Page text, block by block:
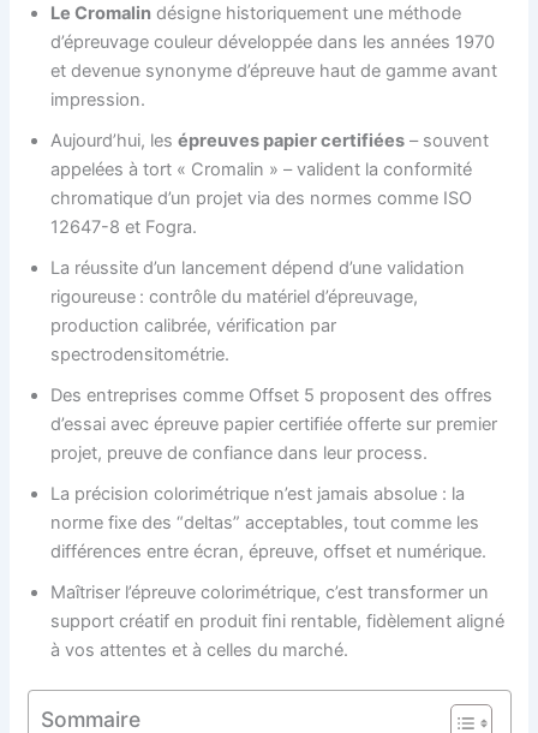
Le Cromalin désigne historiquement une méthode
d’épreuvage couleur développée dans les années 1970
et devenue synonyme d’épreuve haut de gamme avant
impression.
Aujourd’hui, lesépreuves papier certifiées – souvent
appelées à tort « Cromalin » – valident la conformité
chromatique d’un projet via des normes comme ISO
12647-8 et Fogra.
La réussite d’un lancement dépend d’une validation
rigoureuse : contrôle du matériel d’épreuvage,
production calibrée, vérification par
spectrodensitométrie.
Des entreprises comme Offset 5 proposent des offres
d’essai avec épreuve papier certifiée offerte sur premier
projet, preuve de confiance dans leur process.
La précision colorimétrique n’est jamais absolue : la
norme fixe des “deltas” acceptables, tout comme les
différences entre écran, épreuve, offset et numérique.
Maîtriser l’épreuve colorimétrique, c’est transformer un
support créatif en produit fini rentable, fidèlement aligné
à vos attentes et à celles du marché.
Sommaire